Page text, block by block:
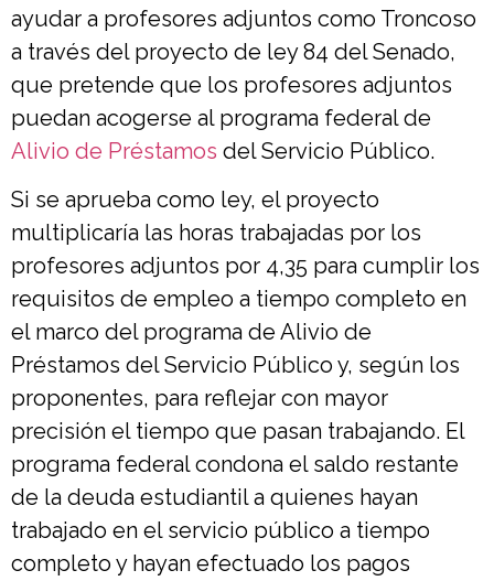
ayudar a profesores adjuntos como Troncoso
a través del proyecto de ley 84 del Senado,
que pretende que los profesores adjuntos
puedan acogerse al programa federal de
Alivio de Préstamos del Servicio Público.
Si se aprueba como ley, el proyecto
multiplicaría las horas trabajadas por los
profesores adjuntos por 4,35 para cumplir los
requisitos de empleo a tiempo completo en
el marco del programa de Alivio de
Préstamos del Servicio Público y, según los
proponentes, para reflejar con mayor
precisión el tiempo que pasan trabajando. El
programa federal condona el saldo restante
de la deuda estudiantil a quienes hayan
trabajado en el servicio público a tiempo
completo y hayan efectuado los pagos